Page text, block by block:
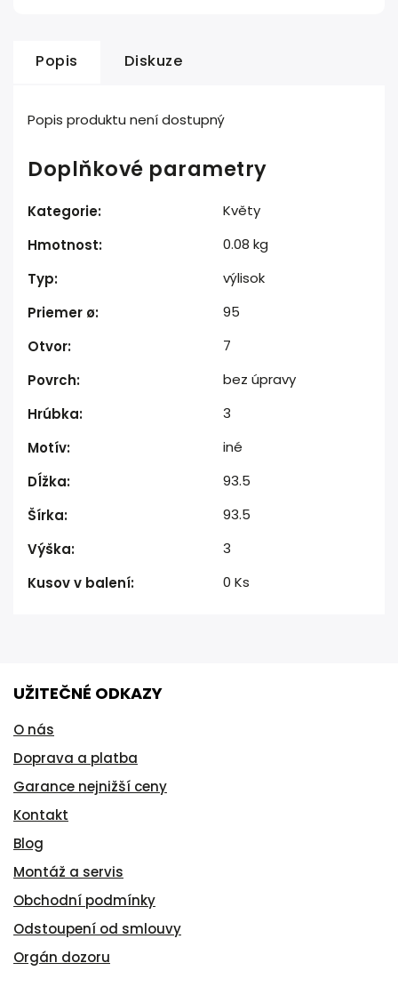
Popis Diskuze
Popis produktu není dostupný
Doplňkové parametry
Kategorie:
Květy
Hmotnost:
0.08 kg
Typ:
výlisok
Priemer ø:
95
Otvor:
7
Povrch:
bez úpravy
Hrúbka:
3
Motív:
iné
Dĺžka:
93.5
Šírka:
93.5
Výška:
3
Kusov v balení: 0 Ks
UŽITEČNÉ ODKAZY
O nás
Doprava a platba
Garance nejnižší ceny
Kontakt
Blog
Montáž a servis
Obchodní podmínky
Odstoupení od smlouvy
Orgán dozoru